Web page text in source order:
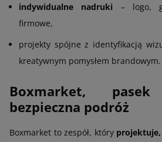
indywidualne nadruki – logo,
firmowe,
projekty spójne z identyfikacją
kreatywnym pomysłem brandowym.
Boxmarket,
bezpieczna podróż
Boxmarket to zespół, który